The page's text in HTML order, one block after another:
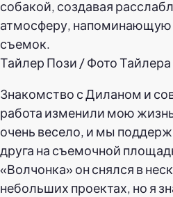
Тайлер Пози / Фото
Знакомство с Диланом и
работа изменили мою
очень весело, и мы
друга на съемочной
«Волчонка» он снялся в
небольших проектах, но я